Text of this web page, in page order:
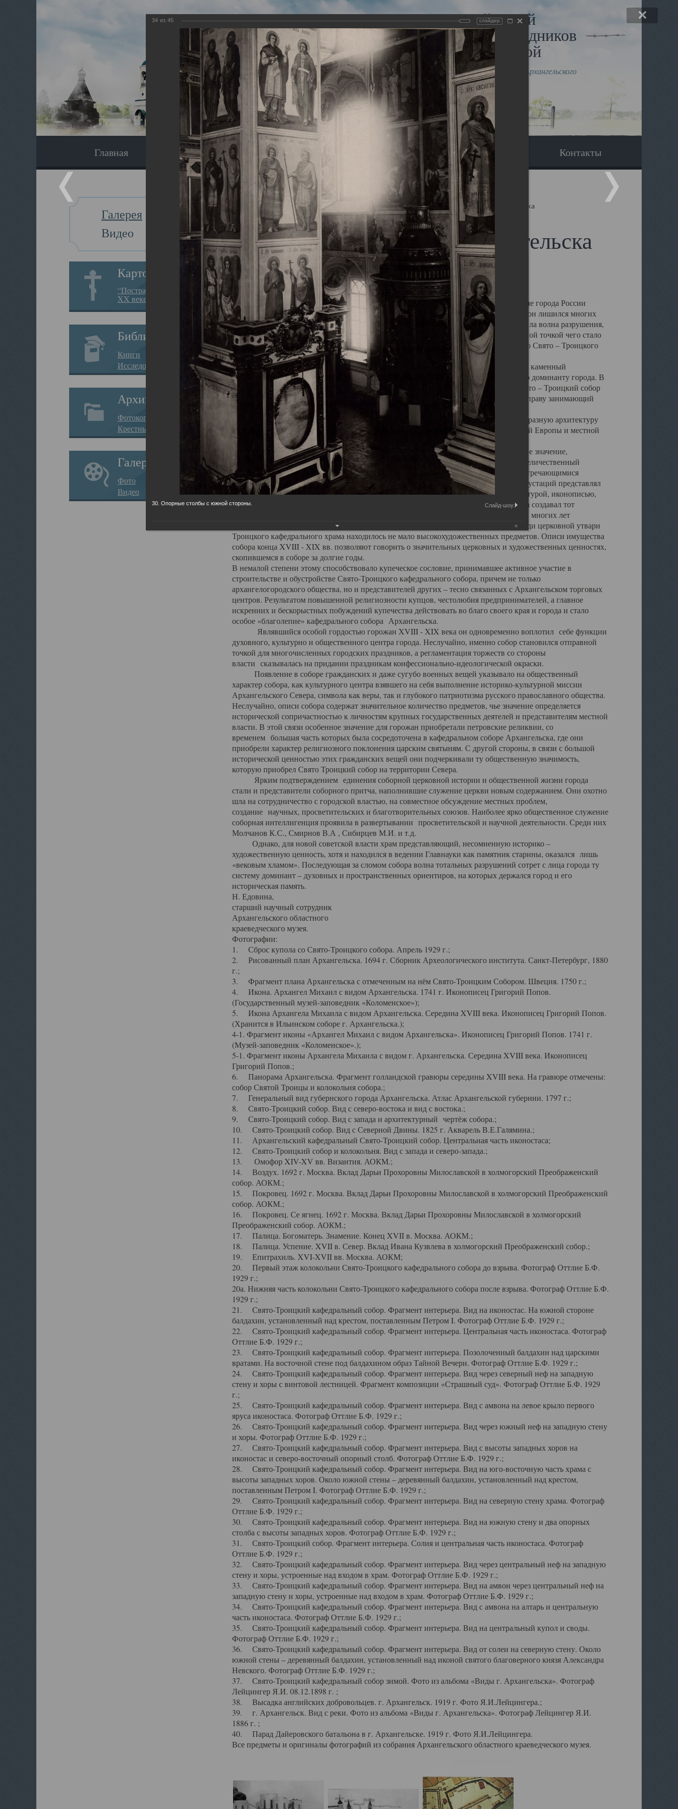
Виртуальный музей
Новомучеников и исповедников
Земли Архангельской
Сайт создан по благословлению митрополита Архангельского
и Холмогорского Даниила
Главная Экскурсия Наследники Вопрос-ответ Контакты
Галерея
Видео
Картотека
“Пострадавшие за веру в
XX веке на Севере”
Библиотека
Книги
Исследования
Архив
Фотокопии дел
Крестные ходы
Галерея
Фото
Видео
Галерея Храмы-мученики Архангельска Свято-Троицкий собор Архангельска
Свято-Троицкий собор Архангельска
Свято-Троицкий собор Архангельска
23.12.2015
Сегодня мы можем говорить, что Архангельск в большей мере, чем другие губернские города России
пострадал от целенаправленных систематических разрушений, в результате которых он лишился многих
выдающихся памятников архитектуры. Больше всего по старому Архангельску ударила волна разрушения,
вызванная борьбой с религией, набравшая особую силу в конце 20 –х годов. Отправной точкой чего стало
разрушение православного центра архангельской губернии - ансамбля кафедрального Свято – Троицкого
собора Архангельска.
Возникнув в начале XVIII века в центре Архангельска, величественный каменный
двухэтажный Троицкий собор, сразу превратился в зрительную и градостроительную доминанту города. В
XVIII веке по масштабам ему не было равных на Севере. Вплоть до разрушения Свято – Троицкий собор
оставался самым высоким и значительным из городских строений Архангельска, по праву занимающий
второе место, после гостиных дворов, в градостроительной картине Архангельска.
Один из самых больших и светлых соборов России воплотил в себе яркую и своеобразную архитектуру
портового города с отраженными в ней архитектурными течениями России, Западной Европы и местной
архангелогородской школы церковного зодчества.
Масштабность, благолепие и богатство собора, вполне оправдывали его кафедральное значение,
заслуженно выделяя из многочисленных культовых построек города. Обширный и величественный
иконостас украшенный колоннами ионического стиля, с единственными нигде не встречающимися
царскими вратами, изящным фронтоном и множеством резных, символических инкрустаций представлял
собой поистине художественную ценность. В совокупности же с живописью, скульптурой, иконописью,
шитьем, многочисленными предметами церковной утвари интерьер Троицкого храма создавал тот
неповторимый красочный ансамбль декоративного убранства собора, на протяжении многих лет
поражающий воображение своих посетителей. В соборной ризнице, библиотеке, среди церковной утвари
Троицкого кафедрального храма находилось не мало высокохудожественных предметов. Описи имущества
собора конца XVIII - XIX вв. позволяют говорить о значительных церковных и художественных ценностях,
скопившемся в соборе за долгие годы.
В немалой степени этому способствовало купеческое сословие, принимавшее активное участие в
строительстве и обустройстве Свято-Троицкого кафедрального собора, причем не только
архангелогородского общества, но и представителей других – тесно связанных с Архангельском торговых
центров. Результатом повышенной религиозности купцов, честолюбия предпринимателей, а главное
искренних и бескорыстных побуждений купечества действовать во благо своего края и города и стало
особое «благолепие» кафедрального собора Архангельска.
Являвшийся особой гордостью горожан XVIII - XIX века он одновременно воплотил себе функции
духовного, культурно и общественного центра города. Неслучайно, именно собор становился отправной
точкой для многочисленных городских праздников, а регламентация торжеств со стороны
власти сказывалась на придании праздникам конфессионально-идеологической окраски.
Появление в соборе гражданских и даже сугубо военных вещей указывало на общественный
характер собора, как культурного центра взявшего на себя выполнение историко-культурной миссии
Архангельского Севера, символа как веры, так и глубокого патриотизма русского православного общества.
Неслучайно, описи собора содержат значительное количество предметов, чье значение определяется
исторической сопричастностью к личностям крупных государственных деятелей и представителям местной
власти. В этой связи особенное значение для горожан приобретали петровские реликвии, со
временем большая часть которых была сосредоточена в кафедральном соборе Архангельска, где они
приобрели характер религиозного поклонения царским святыням. С другой стороны, в связи с большой
исторической ценностью этих гражданских вещей они подчеркивали ту общественную значимость,
которую приобрел Свято Троицкий собор на территории Севера.
Ярким подтверждением единения соборной церковной истории и общественной жизни города
стали и представители соборного притча, наполнившие служение церкви новым содержанием. Они охотно
шла на сотрудничество с городской властью, на совместное обсуждение местных проблем,
создание научных, просветительских и благотворительных союзов. Наиболее ярко общественное служение
соборная интеллигенция проявила в развертывании просветительской и научной деятельности. Среди них
Молчанов К.С., Смирнов В.А , Сибирцев М.И. и т.д.
Однако, для новой советской власти храм представляющий, несомненную историко –
художественную ценность, хотя и находился в ведении Главнауки как памятник старины, оказался лишь
«вековым хламом». Последующая за сломом собора волна тотальных разрушений сотрет с лица города ту
систему доминант – духовных и пространственных ориентиров, на которых держался город и его
историческая память.
Н. Едовина,
старший научный сотрудник
Архангельского областного
краеведческого музея.
Фотографии:
1. Сброс купола со Свято-Троицкого собора. Апрель 1929 г.;
2. Рисованный план Архангельска. 1694 г. Сборник Археологического института. Санкт-Петербург, 1880
г.;
3. Фрагмент плана Архангельска с отмеченным на нём Свято-Троицким Собором. Швеция. 1750 г.;
4. Икона. Архангел Михаил с видом Архангельска. 1741 г. Иконописец Григорий Попов.
(Государственный музей-заповедник «Коломенское»);
5. Икона Архангела Михаила с видом Архангельска. Середина XVIII века. Иконописец Григорий Попов.
(Хранится в Ильинском соборе г. Архангельска.);
4-1. Фрагмент иконы «Архангел Михаил с видом Архангельска». Иконописец Григорий Попов. 1741 г.
(Музей-заповедник «Коломенское».);
5-1. Фрагмент иконы Архангела Михаила с видом г. Архангельска. Середина XVIII века. Иконописец
Григорий Попов.;
6. Панорама Архангельска. Фрагмент голландской гравюры середины XVIII века. На гравюре отмечены:
собор Святой Троицы и колокольня собора.;
7. Генеральный вид губернского города Архангельска. Атлас Архангельской губернии. 1797 г.;
8. Свято-Троицкий собор. Вид с северо-востока и вид с востока.;
9. Свято-Троицкий собор. Вид с запада и архитектурный чертёж собора.;
10. Свято-Троицкий собор. Вид с Северной Двины. 1825 г. Акварель В.Е.Галямина.;
11. Архангельский кафедральный Свято-Троицкий собор. Центральная часть иконостаса;
12. Свято-Троицкий собор и колокольня. Вид с запада и северо-запада.;
13. Омофор XIV-XV вв. Византия. АОКМ.;
14. Воздух. 1692 г. Москва. Вклад Дарьи Прохоровны Милославской в холмогорский Преображенский
собор. АОКМ.;
15. Покровец. 1692 г. Москва. Вклад Дарьи Прохоровны Милославской в холмогорский Преображенский
собор. АОКМ.;
16. Покровец. Се ягнец. 1692 г. Москва. Вклад Дарьи Прохоровны Милославской в холмогорский
Преображенский собор. АОКМ.;
17. Палица. Богоматерь. Знамение. Конец XVII в. Москва. АОКМ.;
18. Палица. Успение. XVII в. Север. Вклад Ивана Кузвлева в холмогорский Преображенский собор.;
19. Епитрахиль. XVI-XVII вв. Москва. АОКМ;
20. Первый этаж колокольни Свято-Троицкого кафедрального собора до взрыва. Фотограф Оттлие Б.Ф.
1929 г.;
20а. Нижняя часть колокольни Свято-Троицкого кафедрального собора после взрыва. Фотограф Оттлие Б.Ф.
1929 г.;
21. Свято-Троицкий кафедральный собор. Фрагмент интерьера. Вид на иконостас. На южной стороне
балдахин, установленный над крестом, поставленным Петром I. Фотограф Оттлие Б.Ф. 1929 г.;
22. Свято-Троицкий кафедральный собор. Фрагмент интерьера. Центральная часть иконостаса. Фотограф
Оттлие Б.Ф. 1929 г.;
23. Свято-Троицкий кафедральный собор. Фрагмент интерьера. Позолоченный балдахин над царскими
вратами. На восточной стене под балдахином образ Тайной Вечери. Фотограф Оттлие Б.Ф. 1929 г.;
24. Свято-Троицкий кафедральный собор. Фрагмент интерьера. Вид через северный неф на западную
стену и хоры с винтовой лестницей. Фрагмент композиции «Страшный суд». Фотограф Оттлие Б.Ф. 1929
г.;
25. Свято-Троицкий кафедральный собор. Фрагмент интерьера. Вид с амвона на левое крыло первого
яруса иконостаса. Фотограф Оттлие Б.Ф. 1929 г.;
26. Свято-Троицкий кафедральный собор. Фрагмент интерьера. Вид через южный неф на западную стену
и хоры. Фотограф Оттлие Б.Ф. 1929 г.;
27. Свято-Троицкий кафедральный собор. Фрагмент интерьера. Вид с высоты западных хоров на
иконостас и северо-восточный опорный столб. Фотограф Оттлие Б.Ф. 1929 г.;
28. Свято-Троицкий кафедральный собор. Фрагмент интерьера. Вид на юго-восточную часть храма с
высоты западных хоров. Около южной стены – деревянный балдахин, установленный над крестом,
поставленным Петром I. Фотограф Оттлие Б.Ф. 1929 г.;
29. Свято-Троицкий кафедральный собор. Фрагмент интерьера. Вид на северную стену храма. Фотограф
Оттлие Б.Ф. 1929 г.;
30. Свято-Троицкий кафедральный собор. Фрагмент интерьера. Вид на южную стену и два опорных
столба с высоты западных хоров. Фотограф Оттлие Б.Ф. 1929 г.;
31. Свято-Троицкий собор. Фрагмент интерьера. Солия и центральная часть иконостаса. Фотограф
Оттлие Б.Ф. 1929 г.;
32. Свято-Троицкий кафедральный собор. Фрагмент интерьера. Вид через центральный неф на западную
стену и хоры, устроенные над входом в храм. Фотограф Оттлие Б.Ф. 1929 г.;
33. Свято-Троицкий кафедральный собор. Фрагмент интерьера. Вид на амвон через центральный неф на
западную стену и хоры, устроенные над входом в храм. Фотограф Оттлие Б.Ф. 1929 г.;
34. Свято-Троицкий кафедральный собор. Фрагмент интерьера. Вид с амвона на алтарь и центральную
часть иконостаса. Фотограф Оттлие Б.Ф. 1929 г.;
35. Свято-Троицкий кафедральный собор. Фрагмент интерьера. Вид на центральный купол и своды.
Фотограф Оттлие Б.Ф. 1929 г.;
36. Свято-Троицкий кафедральный собор. Фрагмент интерьера. Вид от солеи на северную стену. Около
южной стены – деревянный балдахин, установленный над иконой святого благоверного князя Александра
Невского. Фотограф Оттлие Б.Ф. 1929 г.;
37. Свято-Троицкий кафедральный собор зимой. Фото из альбома «Виды г. Архангельска». Фотограф
Лейцингер Я.И. 08.12.1898 г. ;
38. Высадка английских добровольцев. г. Архангельск. 1919 г. Фото Я.И.Лейцингера.;
39. г. Архангельск. Вид с реки. Фото из альбома «Виды г. Архангельска». Фотограф Лейцингер Я.И.
1886 г. ;
40. Парад Дайеровского батальона в г. Архангельске. 1919 г. Фото Я.И.Лейцингера.
Все предметы и оригиналы фотографий из собрания Архангельского областного краеведческого музея.
34 из 45 слайдер
30. Опорные столбы с южной стороны. Слайд-шоу: